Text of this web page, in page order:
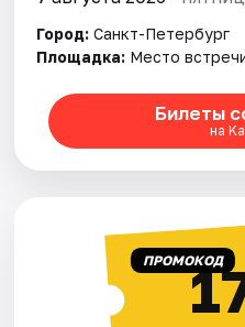
Город: Санкт-Петербург
Площадка: Место
Билеты
на
ПРОМОКОД